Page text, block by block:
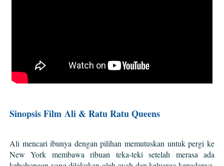
Sinopsis Film Ali & Ratu Ratu Queens
Ali mencari ibunya dengan pilihan memutuskan untuk pergi ke
New York membawa ribuan teka-teki setelah merasa ada